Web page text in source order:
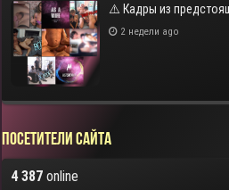
⚠️ Кадры из
2 недели ago
Посетители сайта
4 387 online